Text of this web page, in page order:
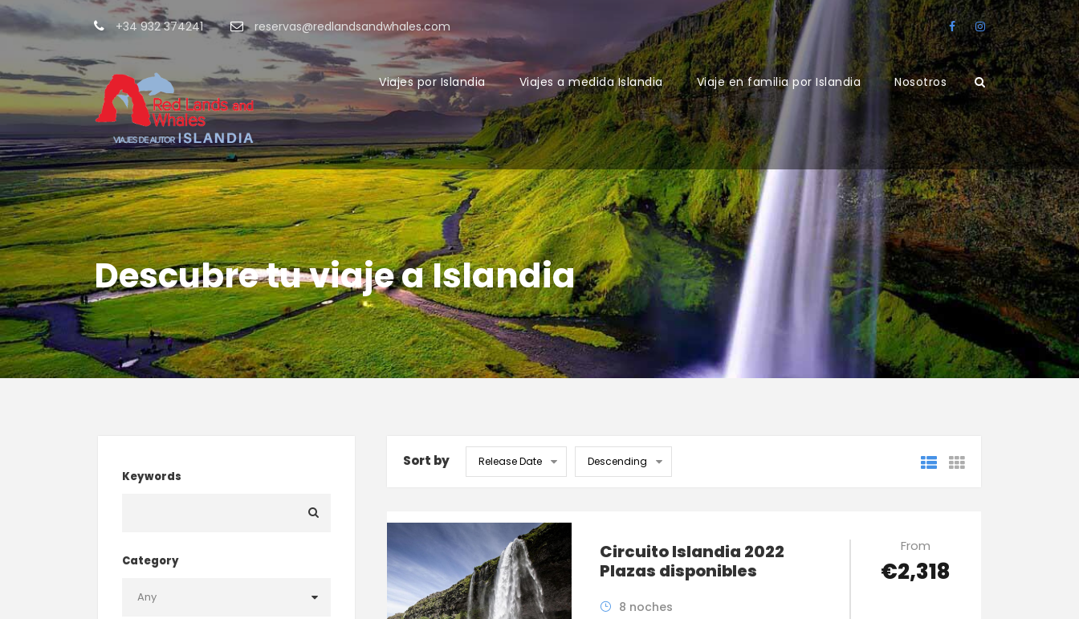
+34 932 374241 reservas@redlandsandwhales.com
Viajes por Islandia Viajes a medida Islandia Viaje en familia por Islandia Nosotros
Descubre tu viaje a Islandia
Keywords
Category
Sort by
Circuito Islandia 2022
Plazas disponibles
8 noches
From
€2,318